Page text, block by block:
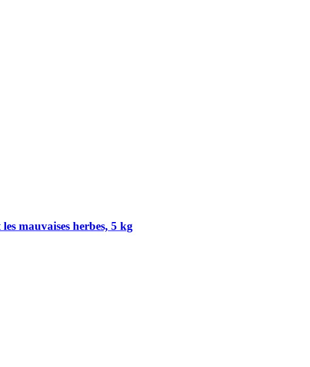
mauvaises herbes, 5 kg